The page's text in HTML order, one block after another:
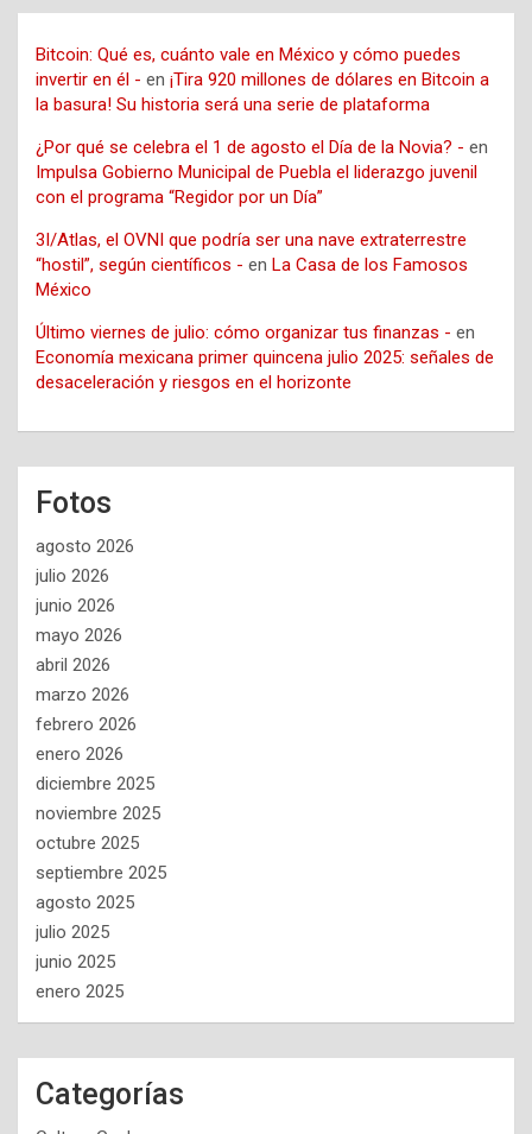
Bitcoin: Qué es, cuánto vale en México y cómo puedes
invertir en él - en ¡Tira 920 millones de dólares en Bitcoin a
la basura! Su historia será una serie de plataforma
¿Por qué se celebra el 1 de agosto el Día de la Novia? - en
Impulsa Gobierno Municipal de Puebla el liderazgo juvenil
con el programa “Regidor por un Día”
3I/Atlas, el OVNI que podría ser una nave extraterrestre
“hostil”, según científicos - en La Casa de los Famosos
México
Último viernes de julio: cómo organizar tus finanzas - en
Economía mexicana primer quincena julio 2025: señales de
desaceleración y riesgos en el horizonte
Fotos
agosto 2026
julio 2026
junio 2026
mayo 2026
abril 2026
marzo 2026
febrero 2026
enero 2026
diciembre 2025
noviembre 2025
octubre 2025
septiembre 2025
agosto 2025
julio 2025
junio 2025
enero 2025
Categorías